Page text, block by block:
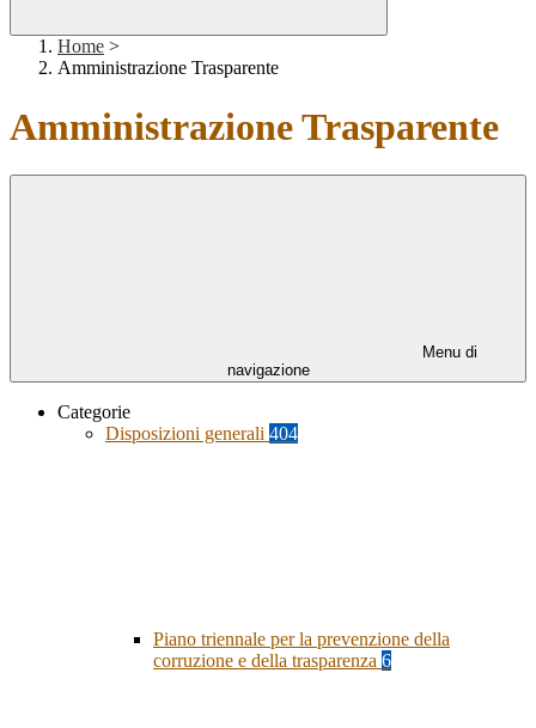
Home >
Amministrazione Trasparente
Amministrazione Trasparente
Menu di
navigazione
Categorie
Disposizioni generali 404
Piano triennale per la prevenzione della
corruzione e della trasparenza 6